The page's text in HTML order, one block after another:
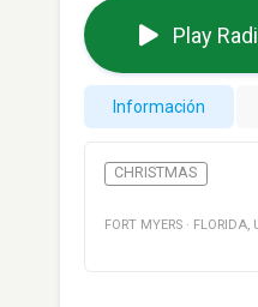
Play
Información
CHRISTMAS
FORT MYERS · FLORIDA,